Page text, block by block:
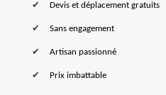
Devis et déplacement gratuits
Sans engagement
Artisan passionné
Prix imbattable